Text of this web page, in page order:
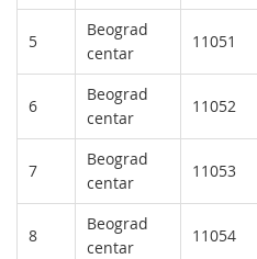
5
Beograd
centar
11051
6
Beograd
centar
11052
7
Beograd
centar
11053
8
Beograd
centar
11054